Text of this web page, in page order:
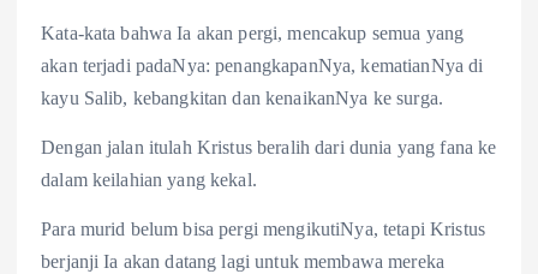
Kata-kata bahwa Ia akan pergi, mencakup semua yang
akan terjadi padaNya: penangkapanNya, kematianNya di
kayu Salib, kebangkitan dan kenaikanNya ke surga.
Dengan jalan itulah Kristus beralih dari dunia yang fana ke
dalam keilahian yang kekal.
Para murid belum bisa pergi mengikutiNya, tetapi Kristus
berjanji Ia akan datang lagi untuk membawa mereka